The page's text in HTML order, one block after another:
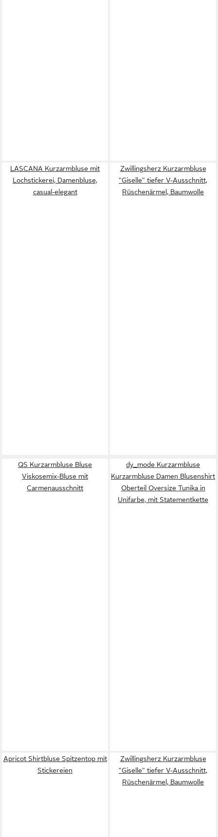
LASCANA Kurzarmbluse mit
Lochstickerei, Damenbluse,
casual-elegant
Zwillingsherz Kurzarmbluse
"Giselle" tiefer V-Ausschnitt,
Rüschenärmel, Baumwolle
QS Kurzarmbluse Bluse
Viskosemix-Bluse mit
Carmenausschnitt
dy_mode Kurzarmbluse
Kurzarmbluse Damen Blusenshirt
Oberteil Oversize Tunika in
Unifarbe, mit Statementkette
Apricot Shirtbluse Spitzentop mit
Stickereien
Zwillingsherz Kurzarmbluse
"Giselle" tiefer V-Ausschnitt,
Rüschenärmel, Baumwolle